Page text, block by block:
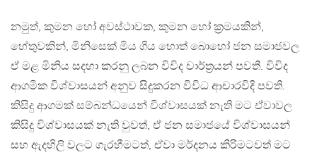
නමුත්, කුමන හෝ අවස්ථාවක, කුමන හෝ ක්‍රමයකින්,
හේතුවකින්, මිනිසෙක් මිය ගිය හොත් බොහෝ ජන සමාජවල
ඒ මළ මිනිය සදහා කරනු ලබන විවිද චාර්ත්‍රයන් පවතී. විවිද
ආගමික විශ්වාසයන් අනුව සිදුකරන විවිධ ආචාරවිදි පවති.
කිසිදු ආගමක් සම්බන්ධයෙන් විශ්වාසයක් නැති මට ඒවාවල
කිසිදු විශ්වාසයක් නැති වුවත්, ඒ ජන සමාජයේ විශ්වාසයන්
සහ ඇදහිලි වලට ගැරහීමටත්, ඒවා මර්දනය කිරිමටවත් මට